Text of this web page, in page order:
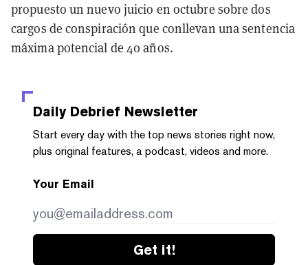
propuesto un nuevo juicio en octubre sobre dos
cargos de conspiración que conllevan una sentencia
máxima potencial de 40 años.
Daily Debrief Newsletter
Start every day with the top news stories right now,
plus original features, a podcast, videos and more.
Your Email
Get it!